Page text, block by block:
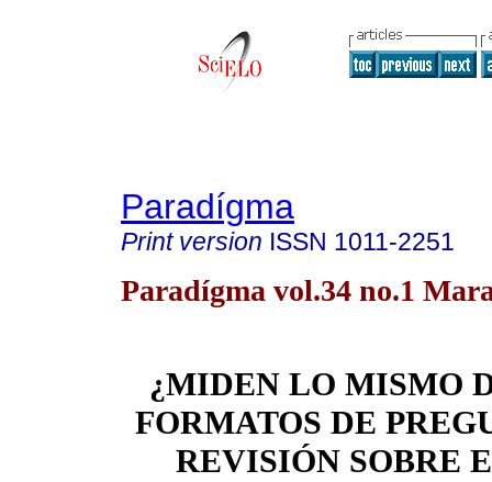
Paradígma
Print version ISSN 1011-2251
Paradígma vol.34 no.1
¿MIDEN LO MISMO
FORMATOS DE
REVISIÓN SOBRE